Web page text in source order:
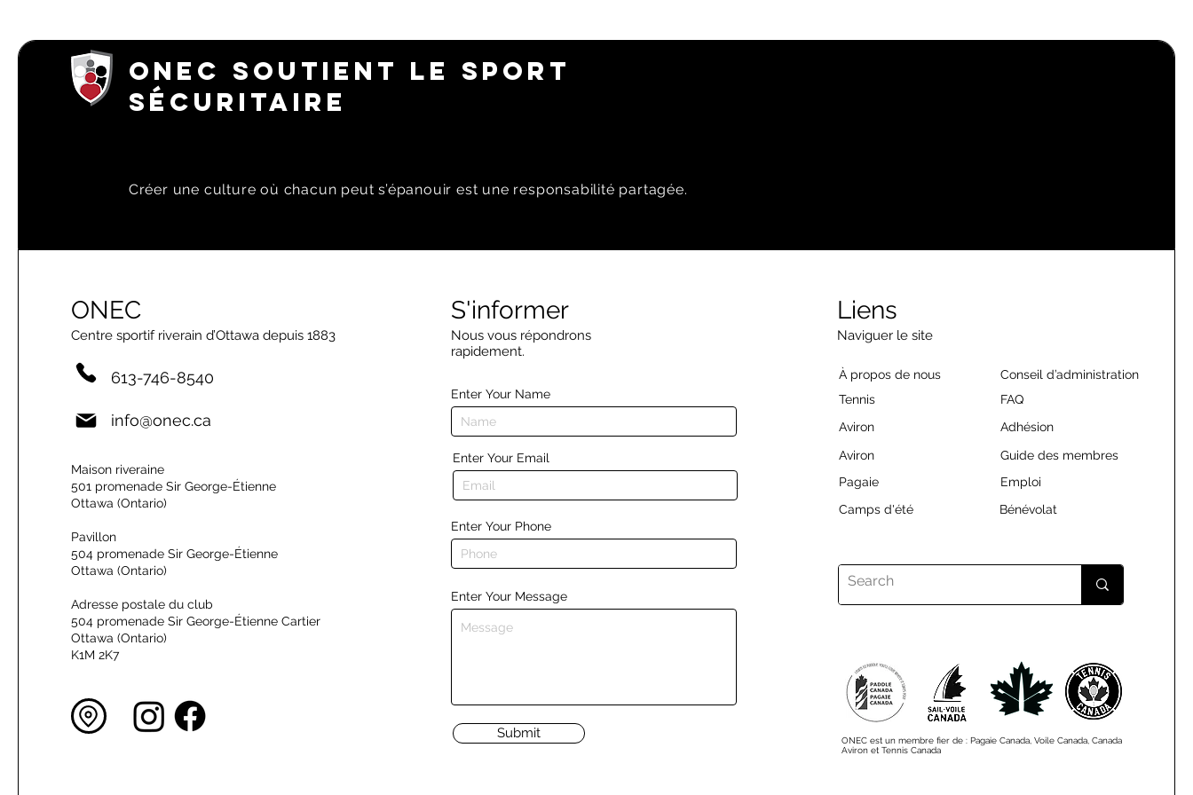
ONEC SOUTIENT LE SPORT
SÉCURITAIRE
Créer une culture où chacun peut s’épanouir est une responsabilité partagée.
ONEC
Centre sportif riverain d’Ottawa depuis 1883
613-746-8540
info@onec.ca
Maison riveraine
501 promenade Sir George-Étienne
Ottawa (Ontario)
Pavillon
504 promenade Sir George-Étienne
Ottawa (Ontario)
Adresse postale du club
504 promenade Sir George-Étienne Cartier
Ottawa (Ontario)
K1M 2K7
S'informer
Nous vous répondrons
rapidement.
Enter Your Name
Enter Your Email
Enter Your Phone
Enter Your Message
Submit
Liens
Naviguer le site
À propos de nous
Tennis
Aviron
Aviron
Pagaie
Camps d'été
Conseil d’administration
FAQ
Adhésion
Guide des membres
Emploi
Bénévolat
ONEC est un membre fier de : Pagaie Canada, Voile Canada, Canada
Aviron et Tennis Canada